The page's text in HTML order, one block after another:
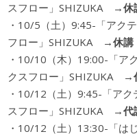
スフロー」SHIZUKA →休
・10/5（土）9:45-「アク
フロー」SHIZUKA →休講
・10/10（木）19:00-「ア
クスフロー」SHIZUKA →
・10/12（土）9:45-「ア
スフロー」SHIZUKA →代
・10/12（土）13:30-「は